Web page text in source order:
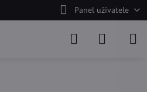
Panel uživatele